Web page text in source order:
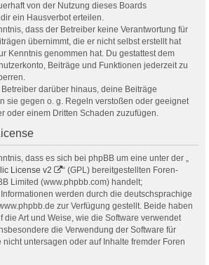
von der Nutzung dieses Boards
ein Hausverbot erteilen.
dass der Betreiber keine Verantwortung für
übernimmt, die er nicht selbst erstellt hat
Kenntnis genommen hat. Du gestattest dem
Beiträge und Funktionen jederzeit zu
Betreiber darüber hinaus, deine Beiträge
sie gegen o. g. Regeln verstoßen oder geeignet
oder einem Dritten Schaden zuzufügen.
dass es sich bei phpBB um eine unter der „
License v2
“ (GPL) bereitgestellten Foren-
Limited (www.phpbb.com) handelt;
werden durch die deutschsprachige
zur Verfügung gestellt. Beide haben
die Art und Weise, wie die Software verwendet
die Verwendung der Software für
nicht untersagen oder auf Inhalte fremder Foren